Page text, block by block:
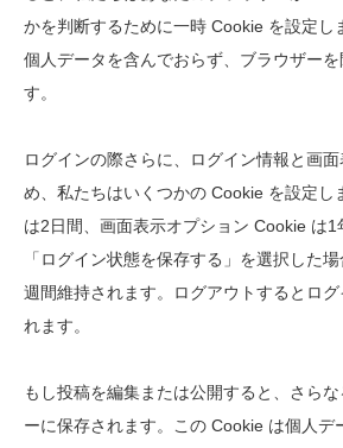
かを判断するために一時 Cookie を設定し
個人データを含んでおらず、ブラウザー
す。
ログインの際さらに、ログイン情報と画
め、私たちはいくつかの Cookie を設定し
は2日間、画面表示オプション Cookie は1
「ログイン状態を保存する」を選択した
週間維持されます。ログアウトするとロ
れます。
もし投稿を編集または公開すると、さら
ーに保存されます。この Cookie は個人デ